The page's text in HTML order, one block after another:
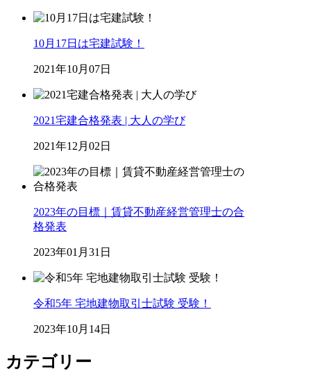
10月17日は宅建試験！
2021年10月07日
2021宅建合格発表 | 大人の学び
2021年12月02日
2023年の目標｜賃貸不動産経営管理士の合
格発表
2023年01月31日
令和5年 宅地建物取引士試験 受験！
2023年10月14日
カテゴリー